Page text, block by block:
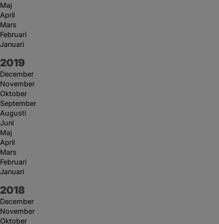
Maj
April
Mars
Februari
Januari
År:
2019
December
November
Oktober
September
Augusti
Juni
Maj
April
Mars
Februari
Januari
År:
2018
December
November
Oktober